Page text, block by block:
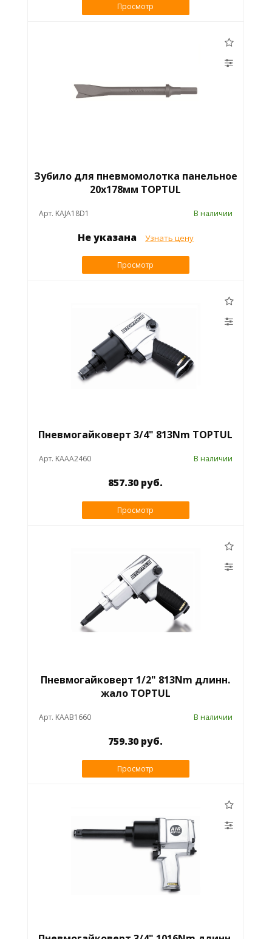
Просмотр
Зубило для пневмомолотка панельное
20х178мм TOPTUL
Арт. KAJA18D1 В наличии
Не указана Узнать цену
Просмотр
Пневмогайковерт 3/4" 813Nm TOPTUL
Арт. KAAA2460 В наличии
857.30 руб.
Просмотр
Пневмогайковерт 1/2" 813Nm длинн.
жало TOPTUL
Арт. KAAB1660 В наличии
759.30 руб.
Просмотр